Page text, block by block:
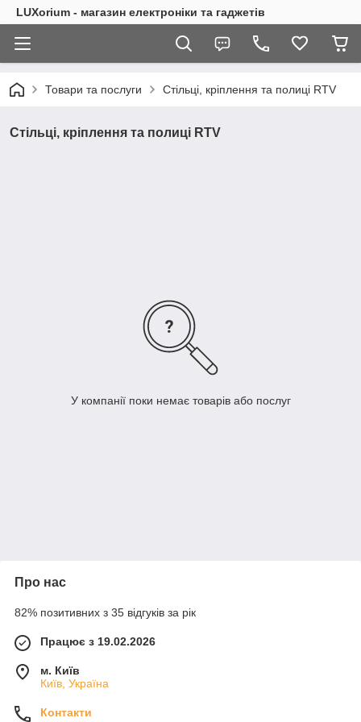
LUXorium - магазин електроніки та гаджетів
Товари та послуги Стільці, кріплення та полиці RTV
Стільці, кріплення та полиці RTV
У компанії поки немає товарів або послуг
Про нас
82% позитивних з 35 відгуків за рік
Працює з 19.02.2026
м. Київ
Київ, Україна
Контакти